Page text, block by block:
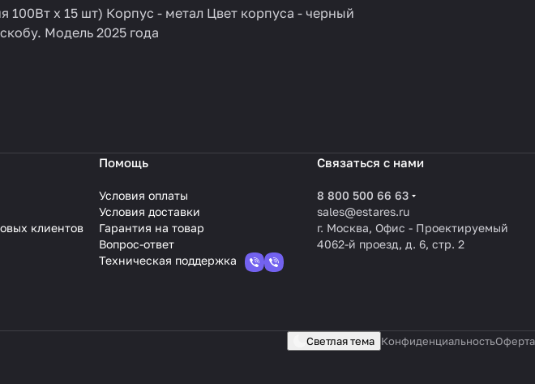
х 15 шт) Корпус - метал Цвет корпуса - черный
Модель 2025 года
клиентов
Помощь
Условия оплаты
Условия доставки
Гарантия на товар
Вопрос-ответ
Техническая поддержка
Связаться с нами
8 800 500 66 63
sales@estares.ru
г. Москва, Офис - Проектируемый
4062-й проезд, д. 6, стр. 2
Светлая тема КонфиденциальностьОферта